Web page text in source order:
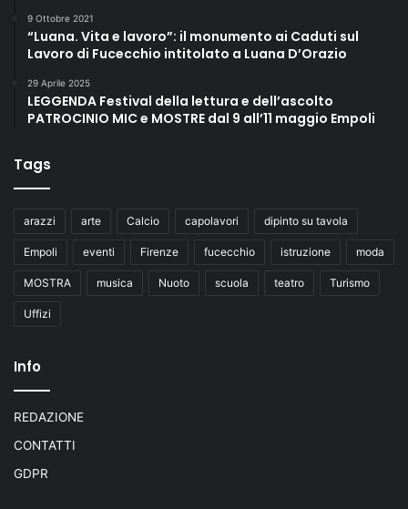
9 Ottobre 2021
“Luana. Vita e lavoro”: il monumento ai Caduti sul
Lavoro di Fucecchio intitolato a Luana D’Orazio
29 Aprile 2025
LEGGENDA Festival della lettura e dell’ascolto
PATROCINIO MIC e MOSTRE dal 9 all’11 maggio Empoli
Tags
arazzi arte Calcio capolavori dipinto su tavola
Empoli eventi Firenze fucecchio istruzione moda
MOSTRA musica Nuoto scuola teatro Turismo
Uffizi
Info
REDAZIONE
CONTATTI
GDPR